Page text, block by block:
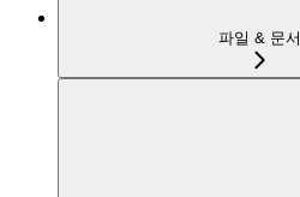
파일 & 문서